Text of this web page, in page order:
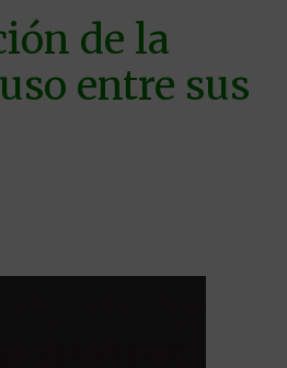
de la
entre sus